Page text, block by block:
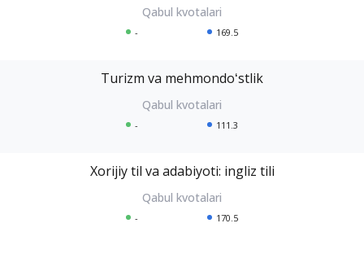
- 169.5
Turizm va mehmondoʻstlik
- 111.3
Xorijiy til va adabiyoti: ingliz tili
- 170.5